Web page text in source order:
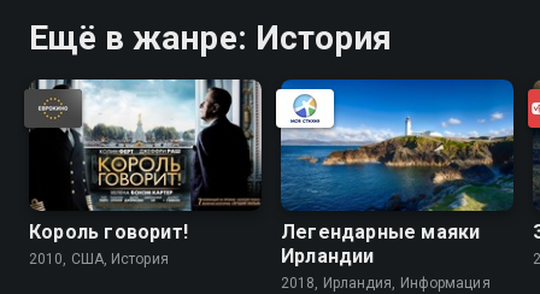
Ещё в жанре: История
Король говорит!
2010, США, История
Легендарные маяки
Ирландии
2018, Ирландия, Информация